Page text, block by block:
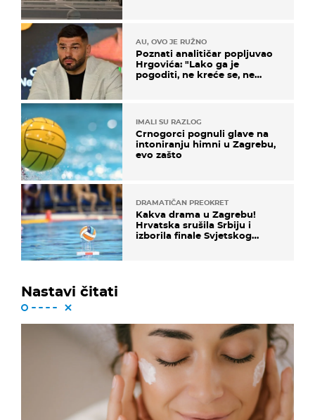
AU, OVO JE RUŽNO
Poznati analitičar popljuvao
Hrgovića: "Lako ga je
pogoditi, ne kreće se, ne
IMALI SU RAZLOG
Crnogorci pognuli glave na
intoniranju himni u Zagrebu,
evo zašto
DRAMATIČAN PREOKRET
Kakva drama u Zagrebu!
Hrvatska srušila Srbiju i
izborila finale Svjetskog
Nastavi čitati